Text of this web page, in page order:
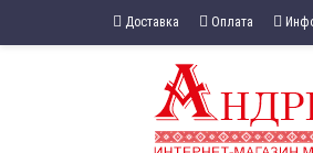
Доставка Оплата